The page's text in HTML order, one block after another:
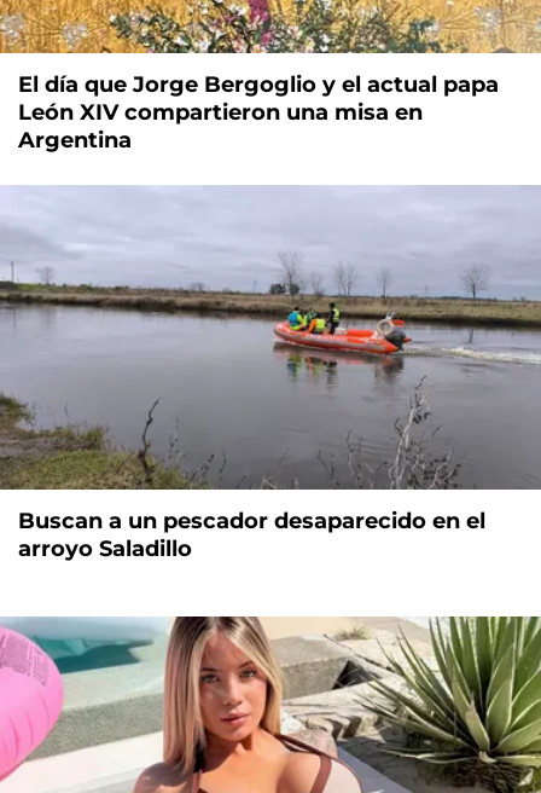
El día que Jorge Bergoglio y el actual papa
León XIV compartieron una misa en
Argentina
Buscan a un pescador desaparecido en el
arroyo Saladillo